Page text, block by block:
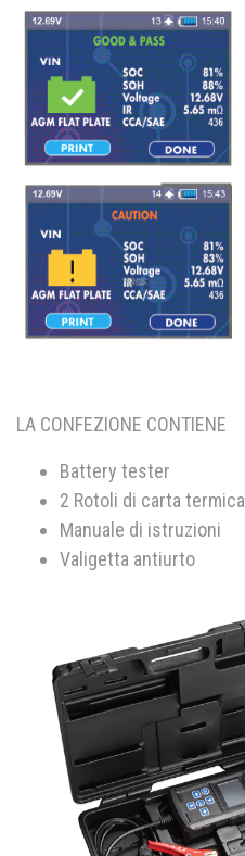
LA CONFEZIONE CONTIENE
Battery tester
2 Rotoli di carta termica
Manuale di istruzioni
Valigetta antiurto